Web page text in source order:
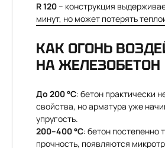
R 120– конструкция
минут, но может потерять
КАК ОГОНЬ
НА ЖЕЛЕЗОБЕТОН
До 200 °C: бетон практически
свойства, но арматура уже
упругость.
200–400 °C: бетон постепенно
прочность, появляются